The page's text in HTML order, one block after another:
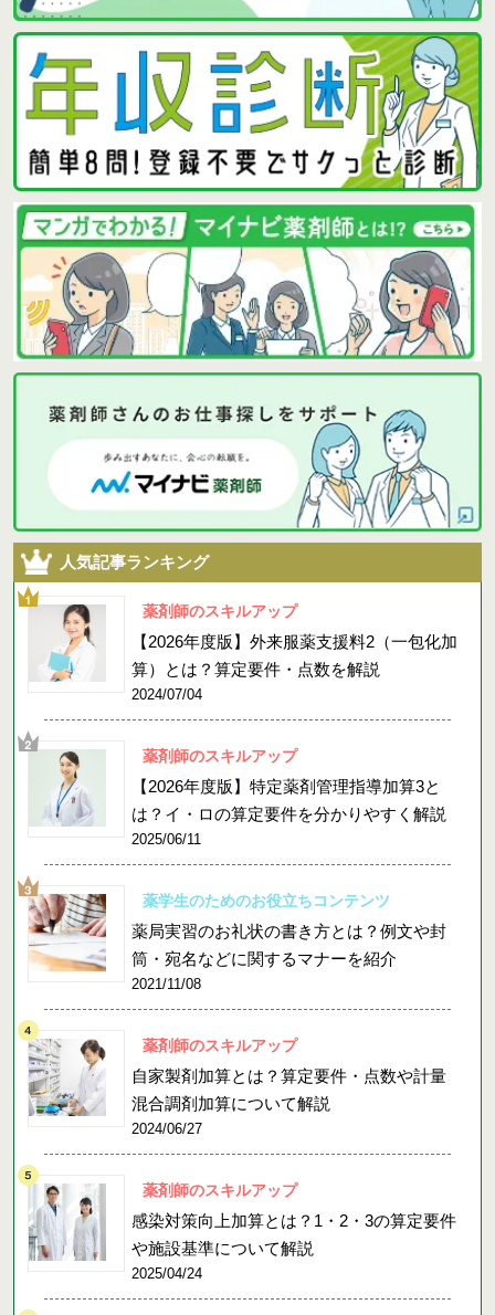
人気記事ランキング
薬剤師のスキルアップ
【2026年度版】外来服薬支援料2（一包化加
算）とは？算定要件・点数を解説
2024/07/04
薬剤師のスキルアップ
【2026年度版】特定薬剤管理指導加算3と
は？イ・ロの算定要件を分かりやすく解説
2025/06/11
薬学生のためのお役立ちコンテンツ
薬局実習のお礼状の書き方とは？例文や封
筒・宛名などに関するマナーを紹介
2021/11/08
薬剤師のスキルアップ
自家製剤加算とは？算定要件・点数や計量
混合調剤加算について解説
2024/06/27
薬剤師のスキルアップ
感染対策向上加算とは？1・2・3の算定要件
や施設基準について解説
2025/04/24